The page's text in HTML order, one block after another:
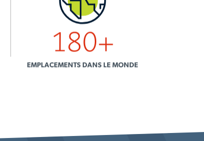
180+
EMPLACEMENTS DANS LE MONDE